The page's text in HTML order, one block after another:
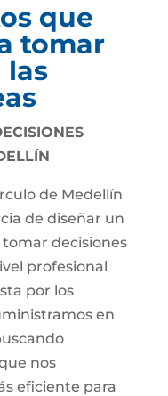
que
tomar
las
de Medellín
de diseñar un
decisiones
profesional
por los
en
nos
eficiente para